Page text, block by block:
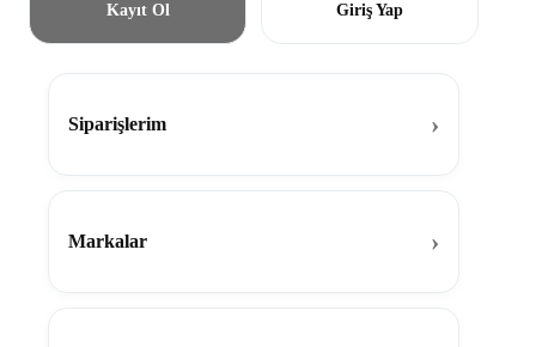
Kayıt Ol Giriş Yap
Siparişlerim
Markalar